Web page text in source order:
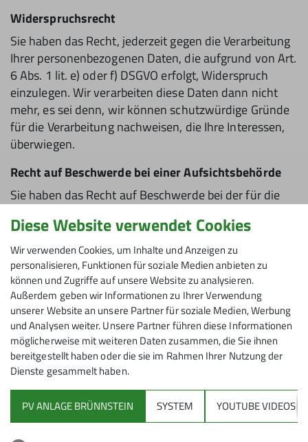
Widerspruchsrecht
Sie haben das Recht, jederzeit gegen die Verarbeitung
Ihrer personenbezogenen Daten, die aufgrund von Art.
6 Abs. 1 lit. e) oder f) DSGVO erfolgt, Widerspruch
einzulegen. Wir verarbeiten diese Daten dann nicht
mehr, es sei denn, wir können schutzwürdige Gründe
für die Verarbeitung nachweisen, die Ihre Interessen,
überwiegen.
Recht auf Beschwerde bei einer Aufsichtsbehörde
Sie haben das Recht auf Beschwerde bei der für die
Datenschutzaufsichtsbehörde.
Weitere Informationen und Kontakte
Wenn Sie weitere Fragen zum Thema "Datenschutz in
der/dem Hochrieshütte" haben, wenden Sie sich gerne
an uns. Sie können per E-Mail (hochries@dav-
rosenheim.de) erfragen, welche Ihrer Daten bei uns
gespeichert sind sowie Auskünfte und Löschungs-
bzw. Berichtigungswünsche zu Ihren Daten anfragen.
Diese Website verwendet Cookies
Wir verwenden Cookies, um Inhalte und Anzeigen zu
personalisieren, Funktionen für soziale Medien anbieten zu
können und Zugriffe auf unsere Website zu analysieren.
Außerdem geben wir Informationen zu Ihrer Verwendung
unserer Website an unsere Partner für soziale Medien, Werbung
und Analysen weiter. Unsere Partner führen diese Informationen
möglicherweise mit weiteren Daten zusammen, die Sie ihnen
bereitgestellt haben oder die sie im Rahmen Ihrer Nutzung der
Dienste gesammelt haben.
PV ANLAGE BRÜNNSTEIN SYSTEM YOUTUBE VIDEOS